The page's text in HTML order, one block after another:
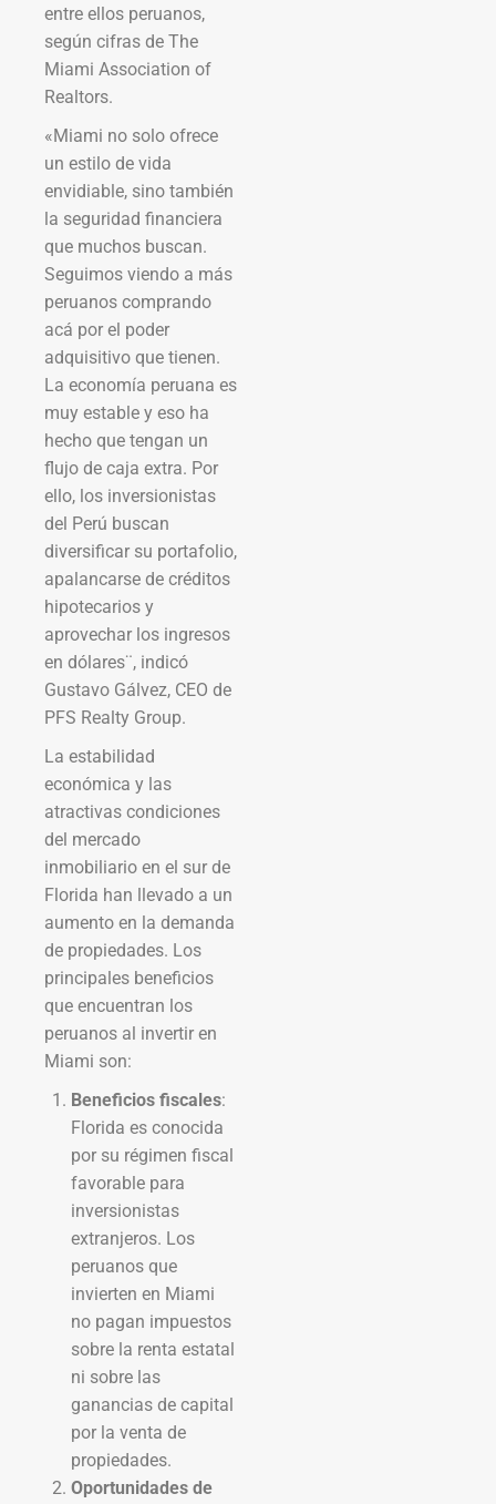
entre ellos peruanos,
según cifras de The
Miami Association of
Realtors.
«Miami no solo ofrece
un estilo de vida
envidiable, sino también
la seguridad financiera
que muchos buscan.
Seguimos viendo a más
peruanos comprando
acá por el poder
adquisitivo que tienen.
La economía peruana es
muy estable y eso ha
hecho que tengan un
flujo de caja extra. Por
ello, los inversionistas
del Perú buscan
diversificar su portafolio,
apalancarse de créditos
hipotecarios y
aprovechar los ingresos
en dólares¨, indicó
Gustavo Gálvez, CEO de
PFS Realty Group.
La estabilidad
económica y las
atractivas condiciones
del mercado
inmobiliario en el sur de
Florida han llevado a un
aumento en la demanda
de propiedades. Los
principales beneficios
que encuentran los
peruanos al invertir en
Miami son:
Beneficios fiscales:
Florida es conocida
por su régimen fiscal
favorable para
inversionistas
extranjeros. Los
peruanos que
invierten en Miami
no pagan impuestos
sobre la renta estatal
ni sobre las
ganancias de capital
por la venta de
propiedades.
Oportunidades de